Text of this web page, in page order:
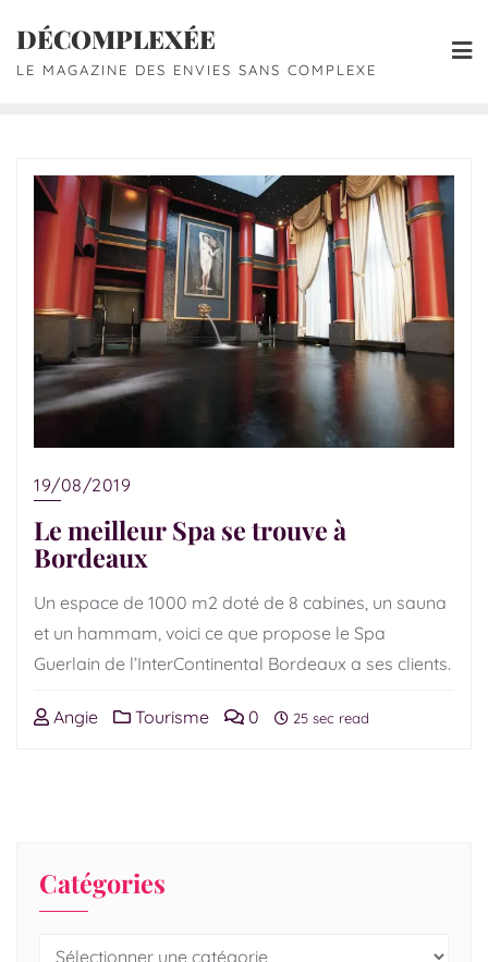
DÉCOMPLEXÉE
LE MAGAZINE DES ENVIES SANS COMPLEXE
19/08/2019
Le meilleur Spa se trouve à
Bordeaux
Un espace de 1000 m2 doté de 8 cabines, un sauna
et un hammam, voici ce que propose le Spa
Guerlain de l’InterContinental Bordeaux a ses clients.
Angie Tourisme 0 25 sec read
Catégories